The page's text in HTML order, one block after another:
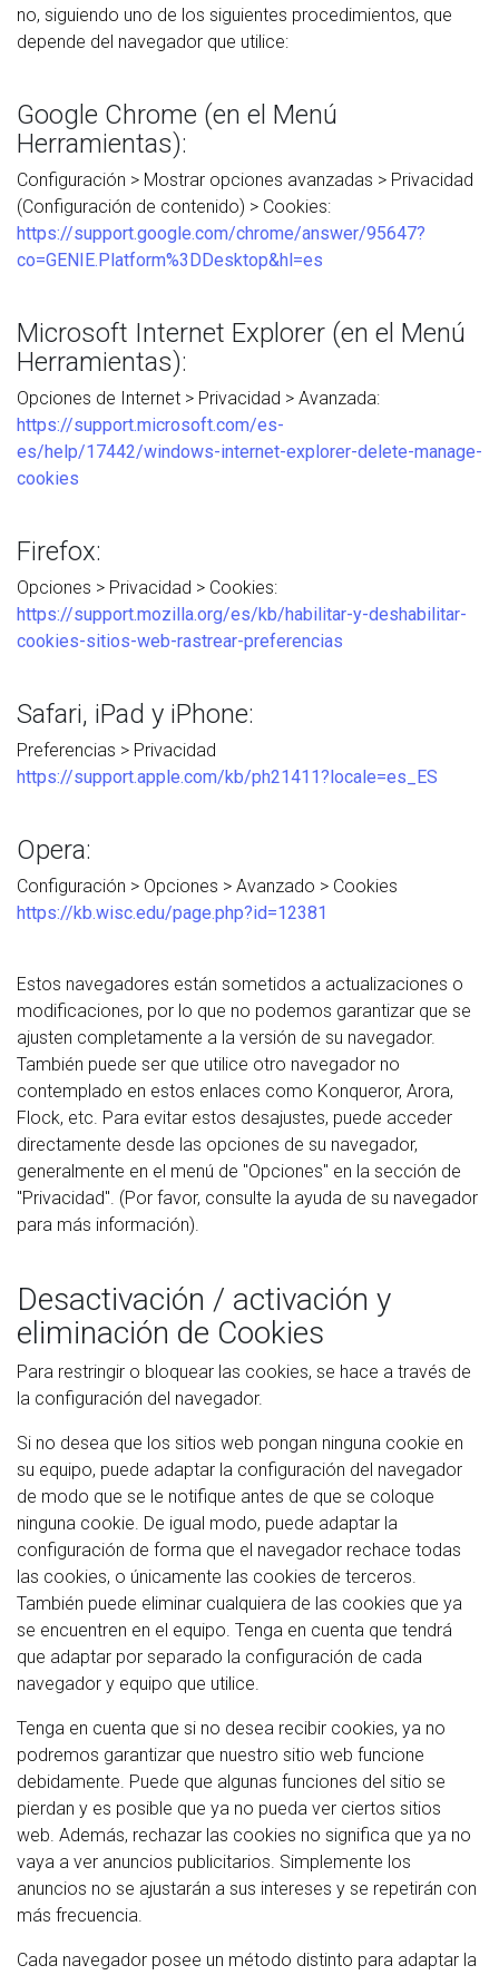
no, siguiendo uno de los siguientes procedimientos, que
depende del navegador que utilice:
Google Chrome (en el Menú
Herramientas):
Configuración > Mostrar opciones avanzadas > Privacidad
(Configuración de contenido) > Cookies:
https://support.google.com/chrome/answer/95647?
co=GENIE.Platform%3DDesktop&hl=es
Microsoft Internet Explorer (en el Menú
Herramientas):
Opciones de Internet > Privacidad > Avanzada:
https://support.microsoft.com/es-
es/help/17442/windows-internet-explorer-delete-manage-
cookies
Firefox:
Opciones > Privacidad > Cookies:
https://support.mozilla.org/es/kb/habilitar-y-deshabilitar-
cookies-sitios-web-rastrear-preferencias
Safari, iPad y iPhone:
Preferencias > Privacidad
https://support.apple.com/kb/ph21411?locale=es_ES
Opera:
Configuración > Opciones > Avanzado > Cookies
https://kb.wisc.edu/page.php?id=12381
Estos navegadores están sometidos a actualizaciones o
modificaciones, por lo que no podemos garantizar que se
ajusten completamente a la versión de su navegador.
También puede ser que utilice otro navegador no
contemplado en estos enlaces como Konqueror, Arora,
Flock, etc. Para evitar estos desajustes, puede acceder
directamente desde las opciones de su navegador,
generalmente en el menú de "Opciones" en la sección de
"Privacidad". (Por favor, consulte la ayuda de su navegador
para más información).
Desactivación / activación y
eliminación de Cookies
Para restringir o bloquear las cookies, se hace a través de
la configuración del navegador.
Si no desea que los sitios web pongan ninguna cookie en
su equipo, puede adaptar la configuración del navegador
de modo que se le notifique antes de que se coloque
ninguna cookie. De igual modo, puede adaptar la
configuración de forma que el navegador rechace todas
las cookies, o únicamente las cookies de terceros.
También puede eliminar cualquiera de las cookies que ya
se encuentren en el equipo. Tenga en cuenta que tendrá
que adaptar por separado la configuración de cada
navegador y equipo que utilice.
Tenga en cuenta que si no desea recibir cookies, ya no
podremos garantizar que nuestro sitio web funcione
debidamente. Puede que algunas funciones del sitio se
pierdan y es posible que ya no pueda ver ciertos sitios
web. Además, rechazar las cookies no significa que ya no
vaya a ver anuncios publicitarios. Simplemente los
anuncios no se ajustarán a sus intereses y se repetirán con
más frecuencia.
Cada navegador posee un método distinto para adaptar la